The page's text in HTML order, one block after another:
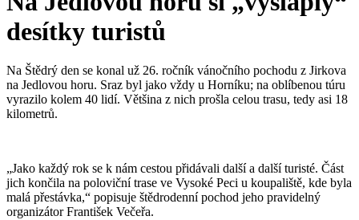
desítky turistů
Na Štědrý den se konal už 26. ročník vánočního pochodu z Jirkova
na Jedlovou horu. Sraz byl jako vždy u Horníku; na oblíbenou túru
vyrazilo kolem 40 lidí. Většina z nich prošla celou trasu, tedy asi 18
kilometrů.
„Jako každý rok se k nám cestou přidávali další a další turisté. Část
jich končila na poloviční trase ve Vysoké Peci u koupaliště, kde byla
malá přestávka,“ popisuje štědrodenní pochod jeho pravidelný
organizátor František Večeřa.